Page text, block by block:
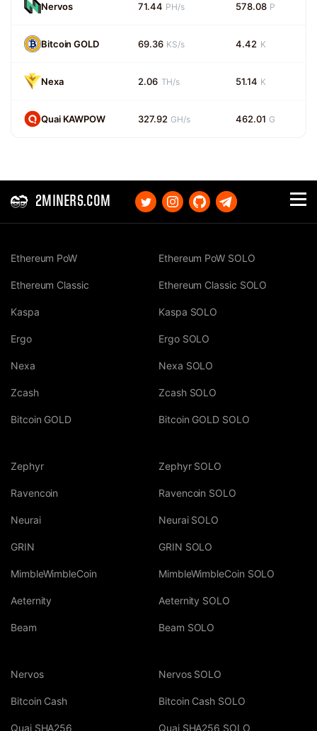
Nervos 71.44 PH/s 578.08 P
Bitcoin GOLD 69.36 KS/s 4.42 K
Nexa 2.06 TH/s 51.14 K
Quai KAWPOW 327.92 GH/s 462.01 G
2MINERS.COM
Ethereum PoW
Ethereum Classic
Kaspa
Ergo
Nexa
Zcash
Bitcoin GOLD
Ethereum PoW SOLO
Ethereum Classic SOLO
Kaspa SOLO
Ergo SOLO
Nexa SOLO
Zcash SOLO
Bitcoin GOLD SOLO
Zephyr
Ravencoin
Neurai
GRIN
MimbleWimbleCoin
Aeternity
Beam
Zephyr SOLO
Ravencoin SOLO
Neurai SOLO
GRIN SOLO
MimbleWimbleCoin SOLO
Aeternity SOLO
Beam SOLO
Nervos
Bitcoin Cash
Quai SHA256
Nervos SOLO
Bitcoin Cash SOLO
Quai SHA256 SOLO